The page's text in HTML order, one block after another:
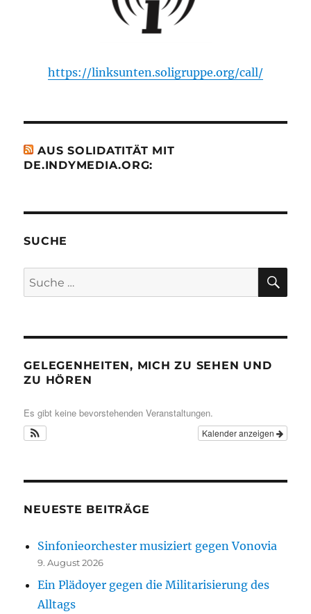
https://linksunten.soligruppe.org/call/
AUS SOLIDATITÄT MIT
DE.INDYMEDIA.ORG:
SUCHE
Suche
nach:
GELEGENHEITEN, MICH ZU SEHEN UND
ZU HÖREN
Es gibt keine bevorstehenden Veranstaltungen.
Kalender anzeigen
NEUESTE BEITRÄGE
Sinfonieorchester musiziert gegen Vonovia
9. August 2026
Ein Plädoyer gegen die Militarisierung des
Alltags